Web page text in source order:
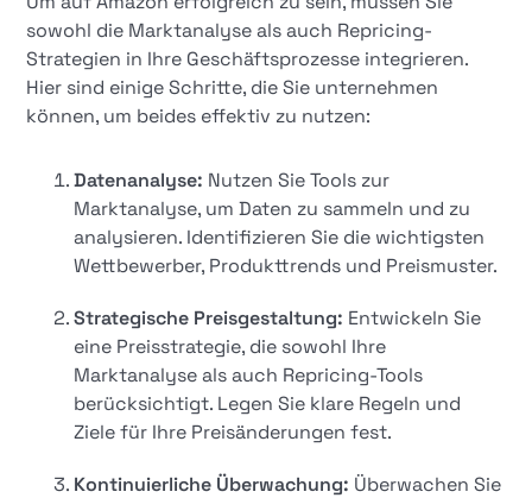
sowohl die Marktanalyse als auch Repricing-
Strategien in Ihre Geschäftsprozesse integrieren.
Hier sind einige Schritte, die Sie unternehmen
können, um beides effektiv zu nutzen:
Datenanalyse: Nutzen Sie Tools zur
Marktanalyse, um Daten zu sammeln und zu
analysieren. Identifizieren Sie die wichtigsten
Wettbewerber, Produkttrends und Preismuster.
Strategische Preisgestaltung: Entwickeln Sie
eine Preisstrategie, die sowohl Ihre
Marktanalyse als auch Repricing-Tools
berücksichtigt. Legen Sie klare Regeln und
Ziele für Ihre Preisänderungen fest.
Kontinuierliche Überwachung: Überwachen Sie